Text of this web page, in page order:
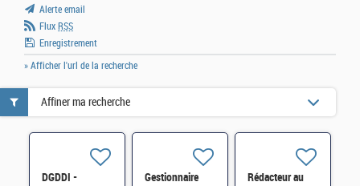
Alerte email
Flux RSS
Enregistrement
» Afficher l'url de la recherche
DGDDI -
Gestionnaire
Rédacteur au
Affiner ma recherche